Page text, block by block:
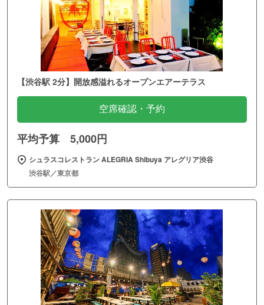
【渋谷駅 2分】開放感溢れるオープンエアーテラス
空席確認・予約
平均予算 5,000円
シュラスコレストラン ALEGRIA Shibuya アレグリア渋谷
渋谷駅／東京都